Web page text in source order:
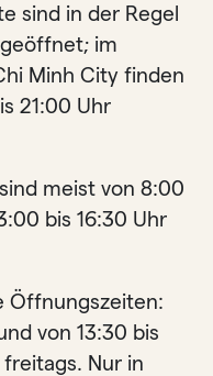
sind in der Regel
im
Minh City finden
21:00 Uhr
meist von 8:00
bis 16:30 Uhr
Öffnungszeiten:
von 13:30 bis
Nur in